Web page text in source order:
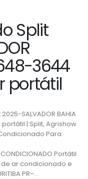
Split
3644
portátil
SALVADOR BAHIA
| Split, Agrishow
Para
Portátil
de ar condicionado e
PR–...